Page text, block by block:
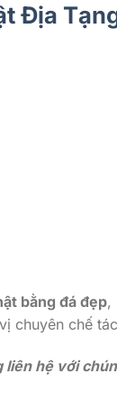
Địa
bằng đá đẹp,
chuyên chế
hệ với